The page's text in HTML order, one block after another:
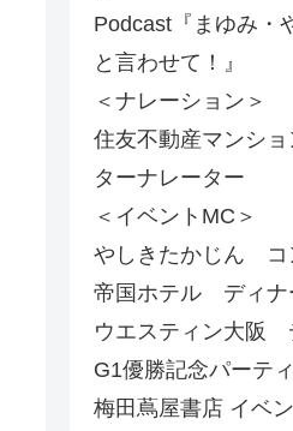
Podcast『まゆみ・
と言わせて！』
＜ナレーション＞
住友不動産マンシ
ターナレーター
＜イベントMC＞
やしきたかじん コ
帝国ホテル ディナ
ウエスティン大阪
G1優勝記念パーテ
梅田蔦屋書店 イベ